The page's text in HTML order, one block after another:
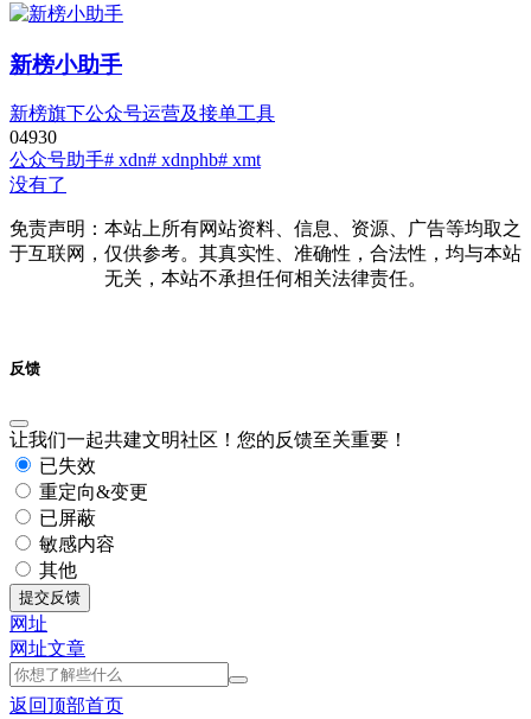
新榜小助手
新榜旗下公众号运营及接单工具
04930
公众号助手# xdn# xdnphb# xmt
没有了
免责声明：本站上所有网站资料、信息、资源、广告等均取之
于互联网，仅供参考。其真实性、准确性，合法性，均与本站
无关，本站不承担任何相关法律责任。
反馈
让我们一起共建文明社区！您的反馈至关重要！
已失效
重定向&变更
已屏蔽
敏感内容
其他
提交反馈
网址
网址文章
返回顶部首页